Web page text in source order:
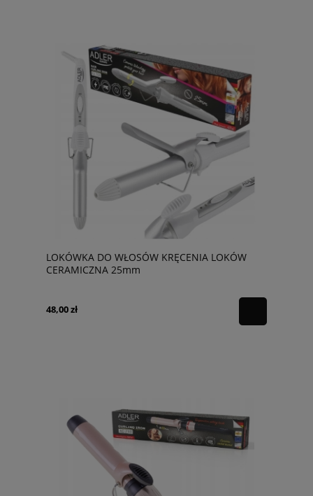
LOKÓWKA DO WŁOSÓW KRĘCENIA LOKÓW
CERAMICZNA 25mm
48,00 zł